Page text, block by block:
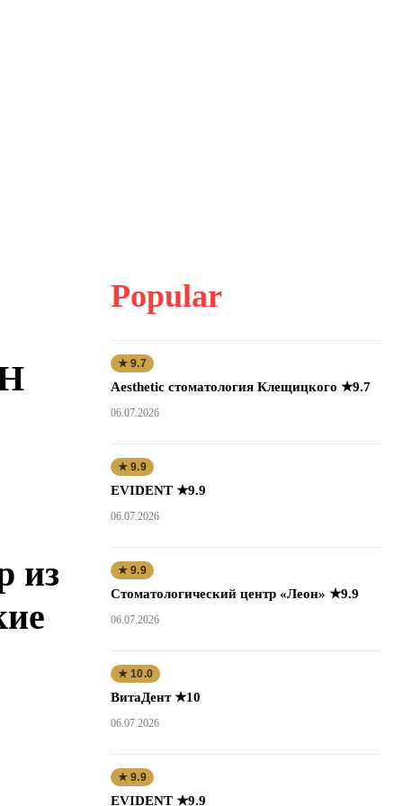
из
Popular
★ 9.7
Aesthetic стоматология Клещицкого ★9.7
06.07.2026
★ 9.9
EVIDENT ★9.9
06.07.2026
★ 9.9
Стоматологический центр «Леон» ★9.9
06.07.2026
★ 10.0
ВитаДент ★10
06.07.2026
★ 9.9
EVIDENT ★9.9